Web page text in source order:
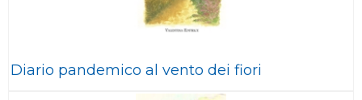
Diario pandemico al vento dei fiori